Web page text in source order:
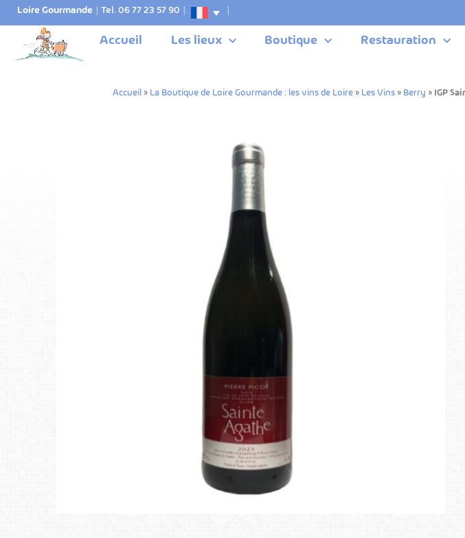
Loire Gourmande Tel. 06 77 23 57 90
Accueil Les lieux Boutique Restauration
Accueil » La Boutique de Loire Gourmande : les vins de Loire» Les Vins» Berry » IGP